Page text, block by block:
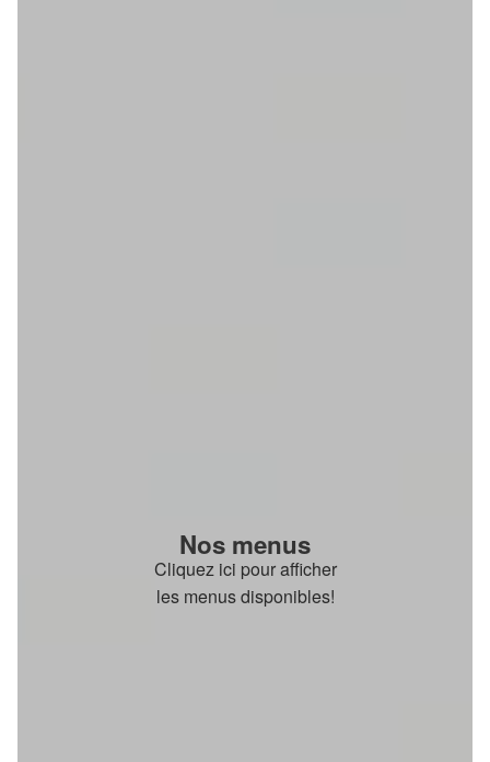
Nos menus
Cliquez ici pour afficher
les menus disponibles!